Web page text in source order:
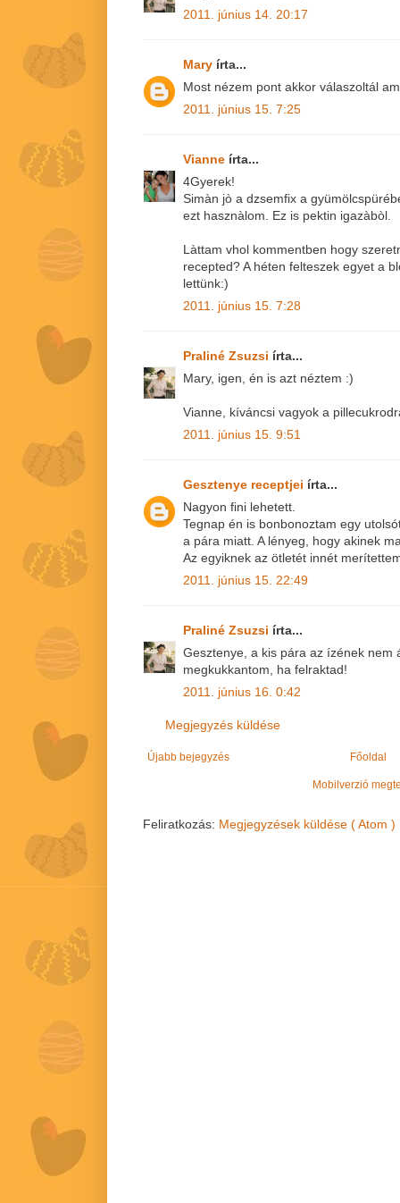
2011. június 14. 20:17
Mary írta...
Most nézem pont akkor válaszoltál
2011. június 15. 7:25
Vianne írta...
4Gyerek!
Simàn jò a dzsemfix a
ezt hasznàlom. Ez is pektin igazàbòl.
Làttam vhol kommentben hogy
recepted? A héten felteszek egyet a
lettünk:)
2011. június 15. 7:28
Praliné Zsuzsi írta...
Mary, igen, én is azt néztem :)
Vianne, kíváncsi vagyok a
2011. június 15. 9:51
Gesztenye receptjei írta...
Nagyon fini lehetett.
Tegnap én is bonbonoztam egy
a pára miatt. A lényeg, hogy akinek
Az egyiknek az ötletét innét
2011. június 15. 22:49
Praliné Zsuzsi írta...
Gesztenye, a kis pára az ízének nem
megkukkantom, ha felraktad!
2011. június 16. 0:42
Megjegyzés küldése
Újabb bejegyzés Főoldal
Mobilverzió
Feliratkozás: Megjegyzések küldése ( Atom )